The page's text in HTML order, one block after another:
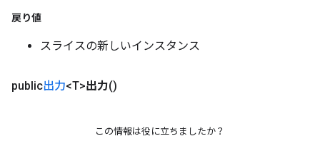
戻り値
スライスの新しいインスタンス
public出力<T>出力()
この情報は役に立ちましたか？